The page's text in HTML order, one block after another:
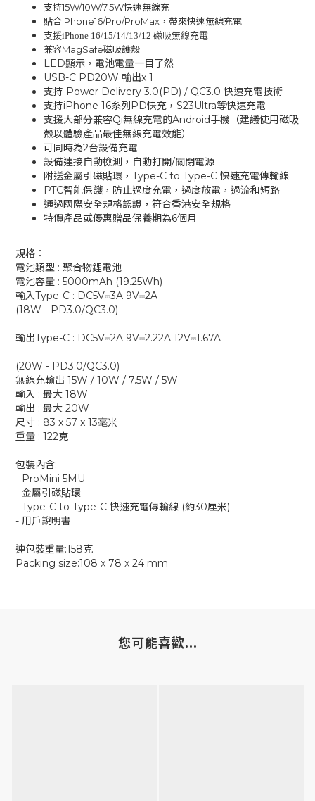
支持15W/10W/7.5W快速無線充
貼合iPhone16/Pro/ProMax，帶來快速無線充電
支援iPhone 16/15/14/13/12 磁吸無線充電
兼容MagSafe磁吸護殼
LED顯示，電池電量一目了然
USB-C PD20W 輸出x 1
支持 Power Delivery 3.0(PD) / QC3.0 快速充電技術
支持iPhone 16糸列PD快充，S23Ultra等快速充電
支援大部分兼容Qi無線充電的Android手機（建議使用磁吸
殼以體驗產品最佳無線充電效能）
可同時為2台設備充電
設備連接自動檢測，自動打開/關閉電源
附送金屬引磁貼環，Type-C to Type-C 快速充電傳輸線
PTC智能保護，防止過度充電，過度放電，過流和短路
通過國際安全規格認證，符合香港安全規格
特價產品或優惠贈品保養期為6個月
規格：
電池類型 : 聚合物鋰電池
電池容量 : 5000mAh (19.25Wh)
輸入Type-C : DC5V⎓3A 9V⎓2A
(18W - PD3.0/QC3.0)
輸出Type-C : DC5V⎓2A 9V⎓2.22A 12V⎓1.67A
(20W - PD3.0/QC3.0)
無線充輸出 15W / 10W / 7.5W / 5W
輸入 : 最大 18W
輸出 : 最大 20W
尺寸 : 83 x 57 x 13毫米
重量 : 122克
包裝內含:
- ProMini 5MU
- 金屬引磁貼環
- Type-C to Type-C 快速充電傳輸線 (約30厘米)
- 用戶說明書
連包裝重量:158克
Packing size:108 x 78 x 24 mm
您可能喜歡...